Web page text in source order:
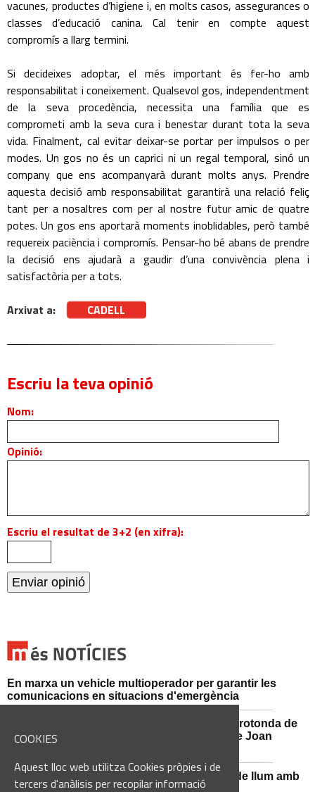
COOKIES
Aquest lloc web utilitza Cookies pròpies i de
tercers d'anàlisis per recopilar informació
vacunes, productes d’higiene i, en molts casos, assegurances o
classes d’educació canina. Cal tenir en compte aquest
compromís a llarg termini.
Si decideixes adoptar, el més important és fer-ho amb
responsabilitat i coneixement. Qualsevol gos, independentment
de la seva procedència, necessita una família que es
comprometi amb la seva cura i benestar durant tota la seva
vida. Finalment, cal evitar deixar-se portar per impulsos o per
modes. Un gos no és un caprici ni un regal temporal, sinó un
company que ens acompanyarà durant molts anys. Prendre
aquesta decisió amb responsabilitat garantirà una relació feliç
tant per a nosaltres com per al nostre futur amic de quatre
potes. Un gos ens aportarà moments inoblidables, però també
requereix paciència i compromís. Pensar-ho bé abans de prendre
la decisió ens ajudarà a gaudir d’una convivència plena i
satisfactòria per a tots.
Arxivat a:
CADELL
Escriu la teva opinió
Nom:
Opinió:
Escriu el resultat de 3+2 (en xifra):
En marxa un vehicle multioperador per garantir les
comunicacions en situacions d'emergència
Afectacions al trànsit aquest divendres a la rotonda de
l'Avinguda dels Dolors amb el carrer Alcalde Joan
Sant Vicenç de Castellet renova 570 punts de llum amb
tecnologia LED